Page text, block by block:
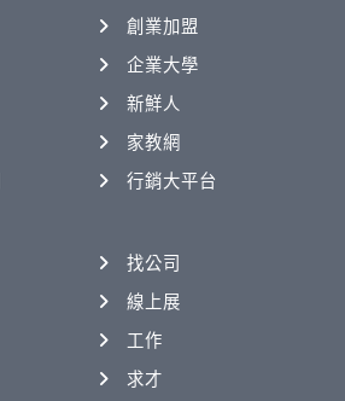
創業加盟
企業大學
新鮮人
家教網
行銷大平台
找公司
線上展
工作
求才